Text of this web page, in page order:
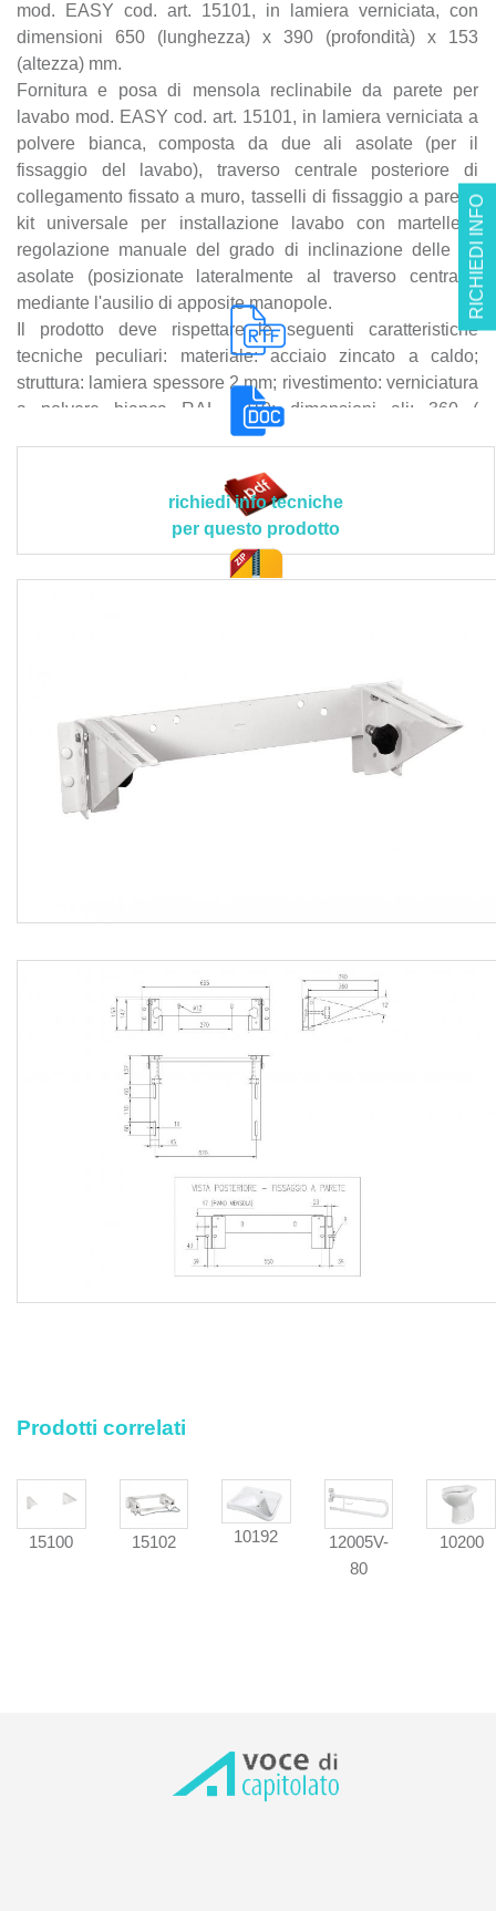
RICHIEDI INFO
mod. EASY cod. art. 15101, in lamiera verniciata, con
dimensioni 650 (lunghezza) x 390 (profondità) x 153
(altezza) mm.
Fornitura e posa di mensola reclinabile da parete per
lavabo mod. EASY cod. art. 15101, in lamiera verniciata a
polvere bianca, composta da due ali asolate (per il
fissaggio del lavabo), traverso centrale posteriore di
collegamento fissato a muro, tasselli di fissaggio a parete,
kit universale per installazione lavabo con martelletti,
regolazione manuale del grado di inclinazione delle ali
asolate (posizionate lateralmente al traverso centrale)
mediante l'ausilio di apposite manopole.
Il prodotto deve rispettare le seguenti caratteristiche
tecniche peculiari: materiale: acciaio zincato a caldo;
struttura: lamiera spessore 2 mm; rivestimento: verniciatura
a polvere bianca RAL 9010; dimensioni ali: 360 (
larghezza) x 45 (larghezza) x 147 (altezza) mm; dimensioni
interasse ali: 520 mm; installazione: a parete; norma di
riferimento: D.M. 236/89 e D.P.R. 503/96; marcatura CE:
MDD 93/42; test di carico: UNI 11064; categoria soggetti
utilizzatori: persone con disabilità, anziani della terza età.
d’opera, il controllo dei livelli di riferimento e della planarità
del supporto, la verifica di eventuali passaggi di tubazioni
nei pressi dei punti di ancoraggio a muro, il fissaggio a
parete con tracciamento preventivo, la protezione di
sanitari, accessori, pavimenti, rivestimenti all’interno
prestazione accessoria occorrente per eseguire l’opera a
regola d’arte.
richiedi info tecniche
per questo prodotto
Prodotti correlati
15100 15102 10192
12005V-
80
10200